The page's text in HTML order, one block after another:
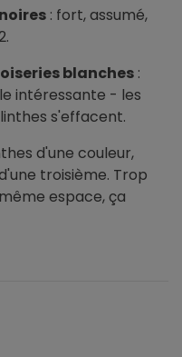
: fort, assumé,
blanches :
intéressante - les
s'effacent.
d'une couleur,
troisième. Trop
espace, ça